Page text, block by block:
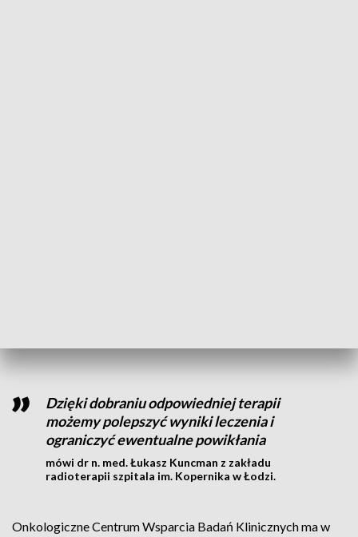
Dzięki dobraniu odpowiedniej terapii
możemy polepszyć wyniki leczenia i
ograniczyć ewentualne powikłania
mówi dr n. med. Łukasz Kuncman z zakładu
radioterapii szpitala im. Kopernika w Łodzi.
Onkologiczne Centrum Wsparcia Badań Klinicznych ma w